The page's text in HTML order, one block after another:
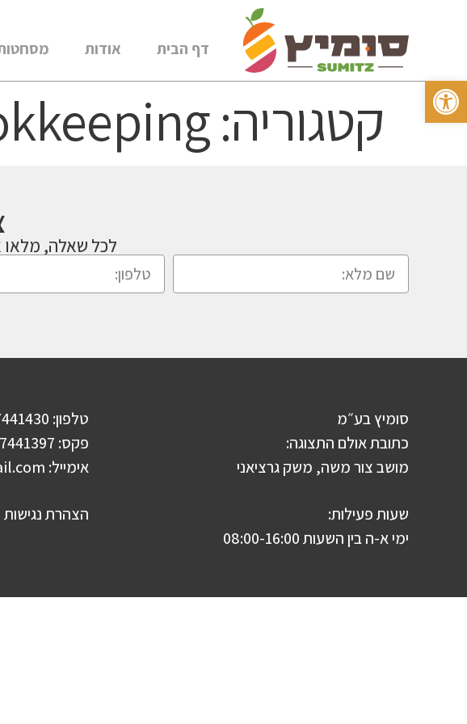
פתח סרגל נגישות
דף הבית אודות
קטגוריה:
לכל שאלה,
סומיץ בע״מ
כתובת אולם התצוגה:
מושב צור משה, משק גרציאני
שעות פעילות:
ימי א-ה בין השעות 08:00-16:00
טלפון: 09-7441430
פקס: 09-7441397
אימייל:
הצהרת נגישות